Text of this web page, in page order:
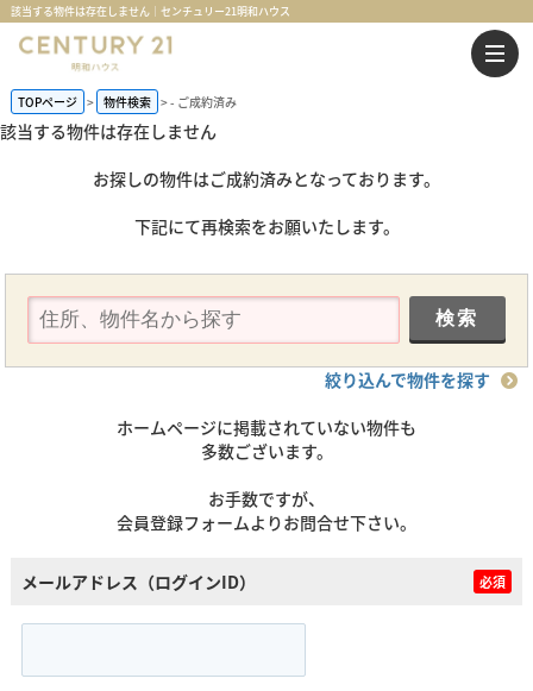
該当する物件は存在しません｜センチュリー21明和ハウス
TOPページ 物件検索 - ご成約済み
該当する物件は存在しません
お探しの物件はご成約済みとなっております。
下記にて再検索をお願いたします。
絞り込んで物件を探す
ホームページに掲載されていない物件も
多数ございます。
お手数ですが、
会員登録フォームよりお問合せ下さい。
メールアドレス（ログインID） 必須